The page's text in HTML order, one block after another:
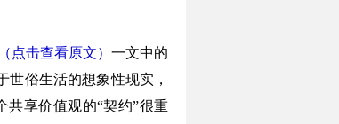
点击查看原文） 一文中的
俗生活的想象性现实，
共享价值观的“契约”很重